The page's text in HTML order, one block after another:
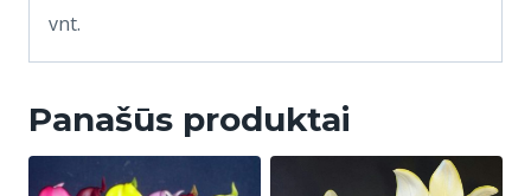
vnt.
Panašūs produktai